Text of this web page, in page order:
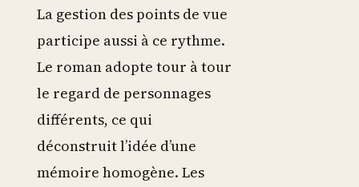
La gestion des points de vue
participe aussi à ce rythme.
Le roman adopte tour à tour
le regard de personnages
différents, ce qui
déconstruit l’idée d’une
mémoire homogène. Les